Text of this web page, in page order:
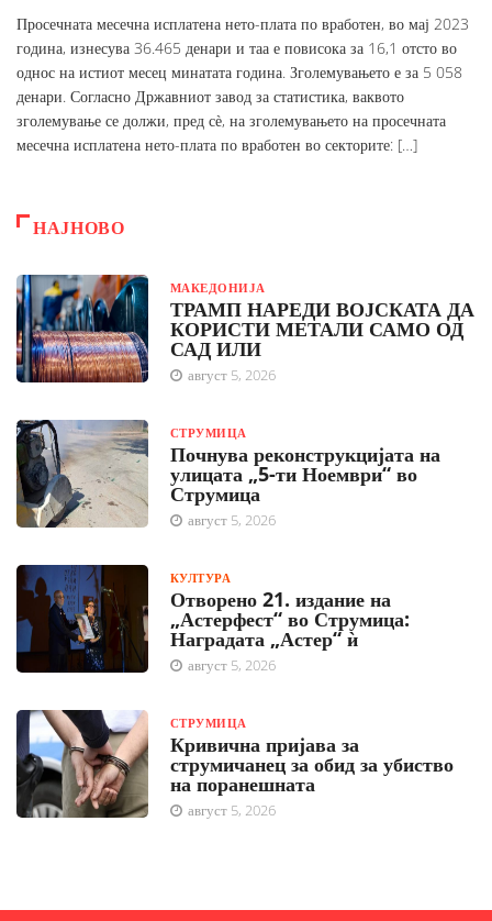
Просечната месечна исплатена нето-плата по вработен, во мај 2023
година, изнесува 36.465 денари и таа е повисока за 16,1 отсто во
однос на истиот месец минатата година. Зголемувањето е за 5 058
денари. Согласно Државниот завод за статистика, ваквото
зголемување се должи, пред сѐ, на зголемувањето на просечната
месечна исплатена нето-плата по вработен во секторите: […]
НАЈНОВО
МАКЕДОНИЈА
ТРАМП НАРЕДИ ВОЈСКАТА ДА
КОРИСТИ МЕТАЛИ САМО ОД
САД ИЛИ
август 5, 2026
СТРУМИЦА
Почнува реконструкцијата на
улицата „5-ти Ноември“ во
Струмица
август 5, 2026
КУЛТУРА
Отворено 21. издание на
„Астерфест“ во Струмица:
Наградата „Астер“ ѝ
август 5, 2026
СТРУМИЦА
Кривична пријава за
струмичанец за обид за убиство
на поранешната
август 5, 2026